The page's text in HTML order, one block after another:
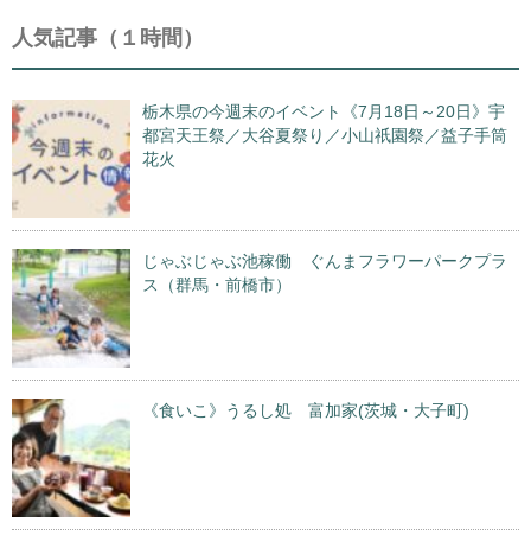
人気記事（１時間）
栃木県の今週末のイベント《7月18日～20日》宇
都宮天王祭／大谷夏祭り／小山祇園祭／益子手筒
花火
じゃぶじゃぶ池稼働 ぐんまフラワーパークプラ
ス（群馬・前橋市）
《食いこ》うるし処 富加家(茨城・大子町)